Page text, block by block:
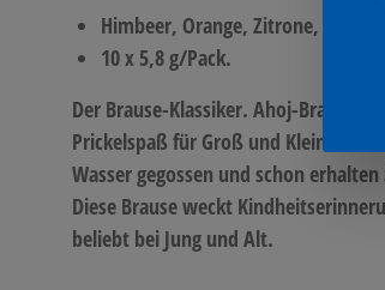
Himbeer, Orange, Zitrone,
10 x 5,8 g/Pack.
Der Brause-Klassiker. Ahoj-Brause
Prickelspaß für Groß und Klein. Der
Wasser gegossen und schon
Diese Brause weckt
beliebt bei Jung und Alt.